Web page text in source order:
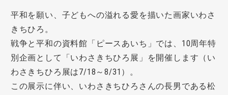
平和を願い、子どもへの溢れる愛を描いた画家いわさ
きちひろ。
戦争と平和の資料館「ピースあいち」では、10周年特
別企画として「いわさきちひろ展」を開催します（い
わさきちひろ展は7/18～8/31）。
この展示に伴い、いわさきちひろさんの長男である松